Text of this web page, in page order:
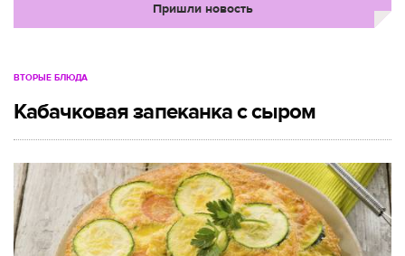
Пришли новость
ВТОРЫЕ БЛЮДА
Кабачковая запеканка с сыром